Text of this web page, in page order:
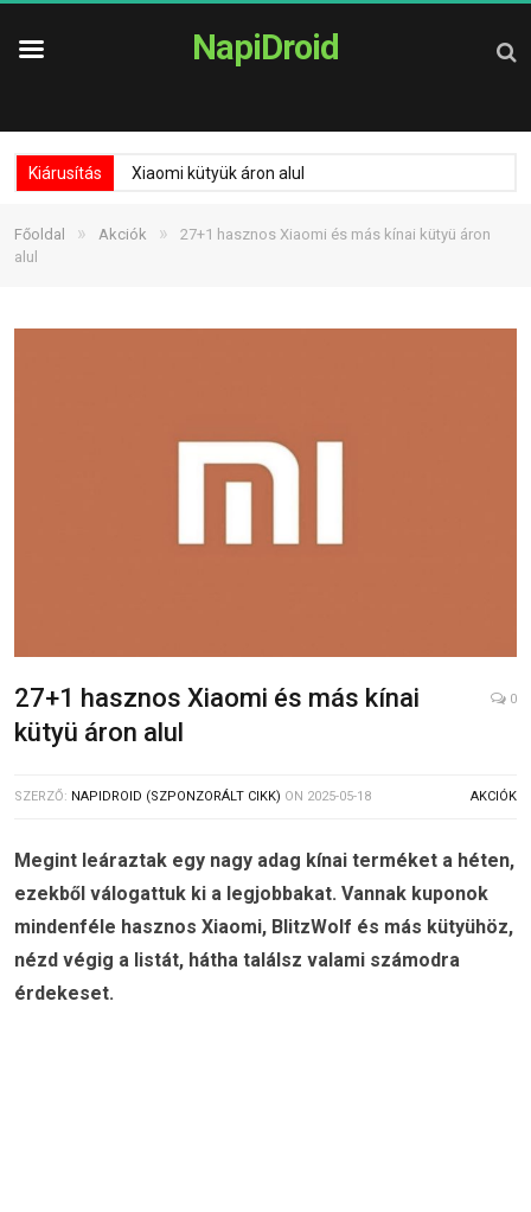
NapiDroid
Kiárusítás Xiaomi kütyük áron alul
Főoldal » Akciók »
27+1 hasznos Xiaomi és más kínai kütyü áron
alul
27+1 hasznos Xiaomi és más kínai
kütyü áron alul
0
SZERZŐ: NAPIDROID (SZPONZORÁLT CIKK) ON 2025-05-18 AKCIÓK
Megint leáraztak egy nagy adag kínai terméket a héten,
ezekből válogattuk ki a legjobbakat. Vannak kuponok
mindenféle hasznos Xiaomi, BlitzWolf és más kütyühöz,
nézd végig a listát, hátha találsz valami számodra
érdekeset.